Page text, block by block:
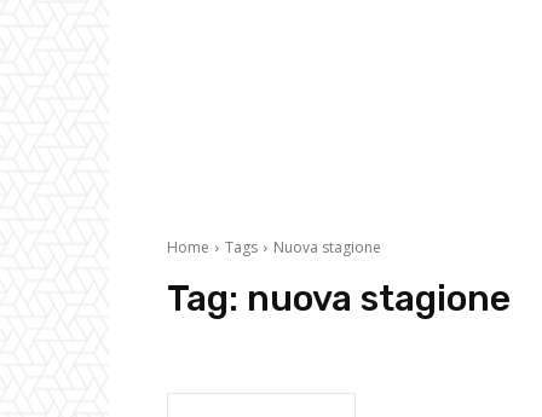
Home Tags Nuova stagione
Tag: nuova stagione